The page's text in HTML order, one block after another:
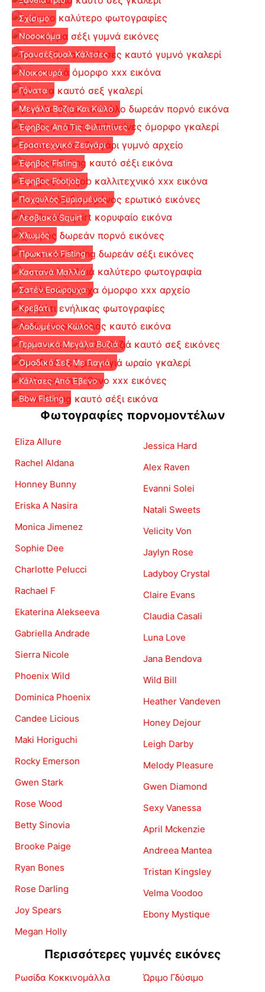
Σχίσιμο
Νοσοκόμα
Τρανσέξουαλ Κάλτσες
Νοικοκυρά
Γόνατα
Μεγάλα Βυζιά Και Κώλο
Έφηβος Από Τις Φιλιππίνες
Ερασιτεχνικό Ζευγάρι
Έφηβος Fisting
Έφηβος Footjob
Παχουλός Ξυρισμένος
Λεσβιακό Squirt
Χλωμός
Πρωκτικό Fisting
Καστανά Μαλλιά
Σατέν Εσώρουχα
Κρεβάτι
Λαδωμένος Κώλος
Γερμανικά Μεγάλα Βυζιά
Ομαδικό Σεξ Με Γιαγιά
Κάλτσες Από Έβενο
Bbw Fisting
Φωτογραφίες πορνομοντέλων
Eliza Allure
Rachel Aldana
Honney Bunny
Eriska A Nasira
Monica Jimenez
Sophie Dee
Charlotte Pelucci
Rachael F
Ekaterina Alekseeva
Gabriella Andrade
Sierra Nicole
Phoenix Wild
Dominica Phoenix
Candee Licious
Maki Horiguchi
Rocky Emerson
Gwen Stark
Rose Wood
Betty Sinovia
Brooke Paige
Ryan Bones
Rose Darling
Joy Spears
Megan Holly
Jessica Hard
Alex Raven
Evanni Solei
Natali Sweets
Velicity Von
Jaylyn Rose
Ladyboy Crystal
Claire Evans
Claudia Casali
Luna Love
Jana Bendova
Wild Bill
Heather Vandeven
Honey Dejour
Leigh Darby
Melody Pleasure
Gwen Diamond
Sexy Vanessa
April Mckenzie
Andreea Mantea
Tristan Kingsley
Velma Voodoo
Ebony Mystique
Περισσότερες γυμνές εικόνες
Ρωσίδα Κοκκινομάλλα
Ώριμο Γδύσιμο